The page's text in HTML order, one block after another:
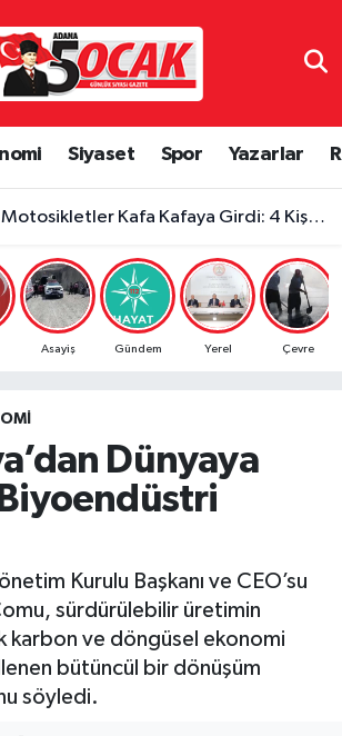
Siyaset Spor Yazarlar
Kafa Kafaya Girdi: 4 Kişi Yaralandı
Asayiş Gündem Yerel Çevre
Dünyaya
Kurulu Başkanı ve CEO’su
sürdürülebilir üretimin
karbon ve döngüsel ekonomi
bütüncül bir dönüşüm
söyledi.
Eczaneler
Yoğunluk Haritası
Durumu ve Fikstür